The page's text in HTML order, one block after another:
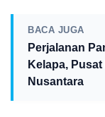
BACA JUGA
Perjalanan
Kelapa,
Nusantara